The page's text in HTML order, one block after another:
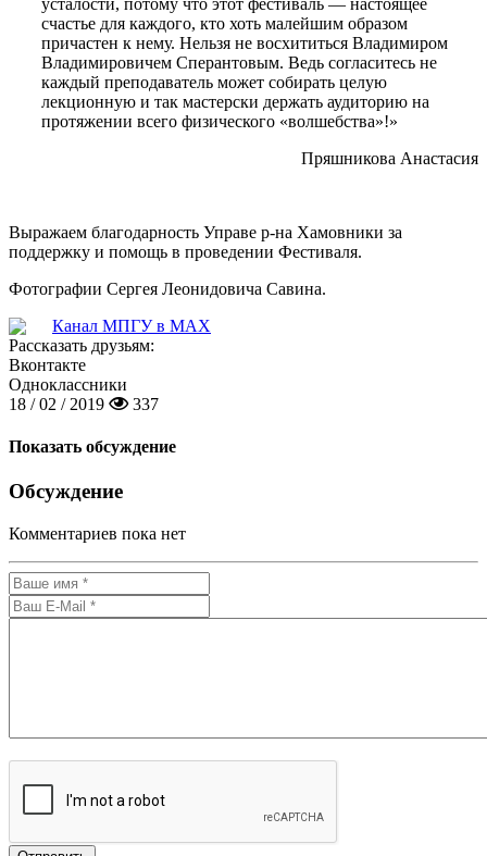
счастье для каждого, кто хоть малейшим образом
причастен к нему. Нельзя не восхититься Владимиром
Владимировичем Сперантовым. Ведь согласитесь не
каждый преподаватель может собирать целую
лекционную и так мастерски держать аудиторию на
протяжении всего физического «волшебства»!»
Пряшникова Анастасия
Выражаем благодарность Управе р-на Хамовники за
поддержку и помощь в проведении Фестиваля.
Фотографии Сергея Леонидовича Савина.
Канал МПГУ в MAX
Рассказать друзьям:
Вконтакте
Одноклассники
18 / 02 / 2019
337
Показать обсуждение
Обсуждение
Комментариев пока нет